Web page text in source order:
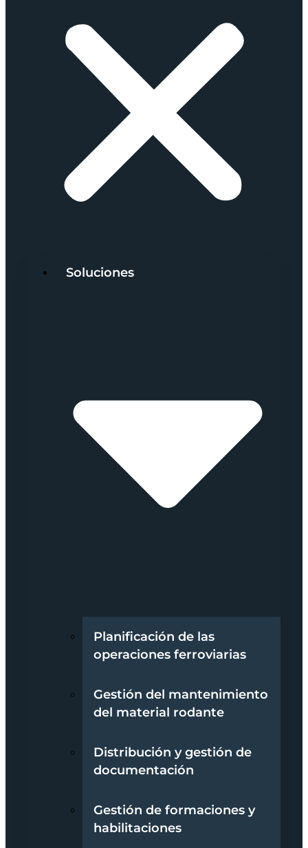
Soluciones
Planificación de las
operaciones ferroviarias
Gestión del mantenimiento
del material rodante
Distribución y gestión de
documentación
Gestión de formaciones y
habilitaciones